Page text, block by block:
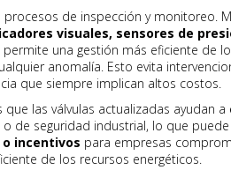
de inspección y monitoreo.
visuales, sensores de
permite una gestión más eficiente de
anomalía. Esto evita
que siempre implican altos costos.
las válvulas actualizadas ayudan a
o de seguridad industrial, lo que
incentivos para empresas
de los recursos energéticos.